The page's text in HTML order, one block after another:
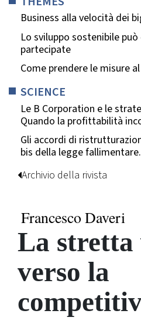
Business alla velocità dei
Lo sviluppo sostenibile
partecipate
Come prendere le misure
SCIENCE
Le B Corporation e le
Quando la profittabilità
Gli accordi di
bis della legge
Archivio della rivista
Francesco Daveri
La stretta
verso la